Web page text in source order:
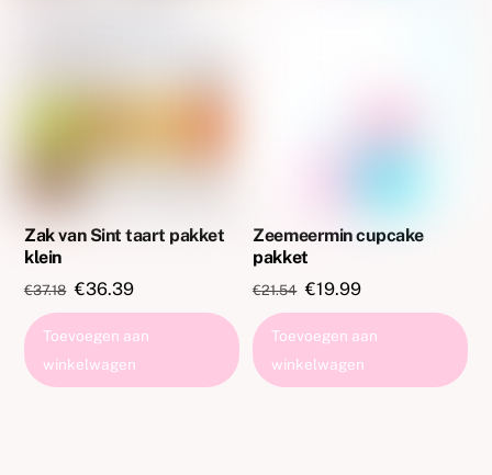
Zak van Sint taart pakket
klein
€37.18 Oorspronkelijke
prijs
was:
€37.18.
€36.39Huidige
prijs
is:
€36.39.
Toevoegen aan
winkelwagen
Zeemeermin cupcake
pakket
€21.54 Oorspronkelijke
prijs
was:
€21.54.
€19.99Huidige
prijs
is:
€19.99.
Toevoegen aan
winkelwagen